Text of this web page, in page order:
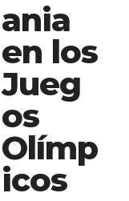
ania
en los
Jueg
os
Olímp
icos